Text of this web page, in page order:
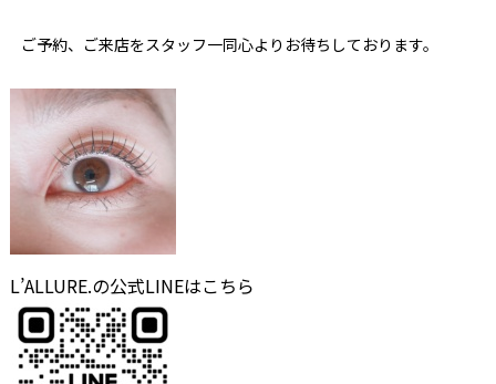
ご予約、ご来店をスタッフ一同心よりお待ちしております。
L’ALLURE.の公式LINEはこちら